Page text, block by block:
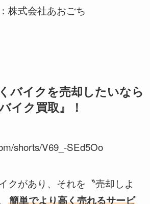
株式会社あおごち
バイクを売却したいなら
イク買取』！
shorts/V69_-SEd5Oo
クがあり、それを〝売却しよ
簡単でより高く売れるサービ